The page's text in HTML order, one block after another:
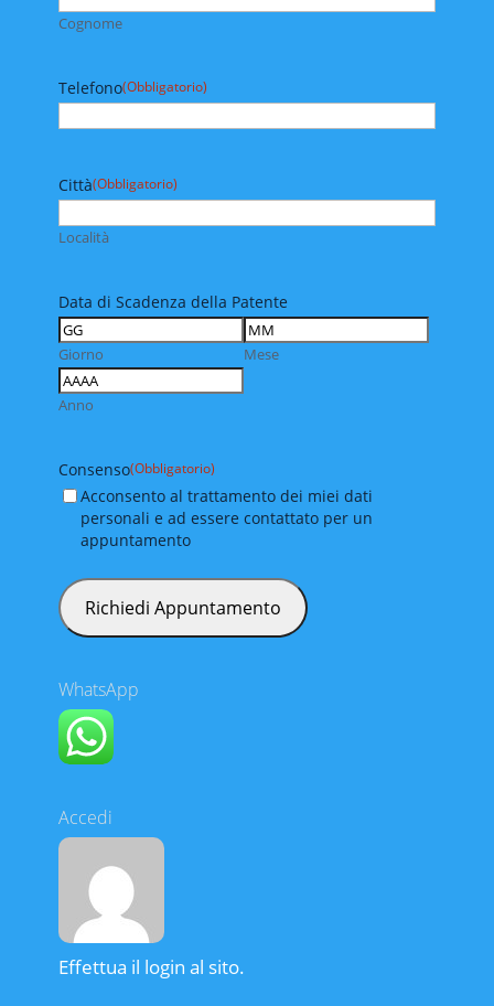
Cognome
Telefono(Obbligatorio)
Città(Obbligatorio)
Località
Data di Scadenza della Patente
Giorno Mese
Anno
Consenso(Obbligatorio)
Acconsento al trattamento dei miei dati
personali e ad essere contattato per un
appuntamento
WhatsApp
Accedi
Effettua il login al sito.